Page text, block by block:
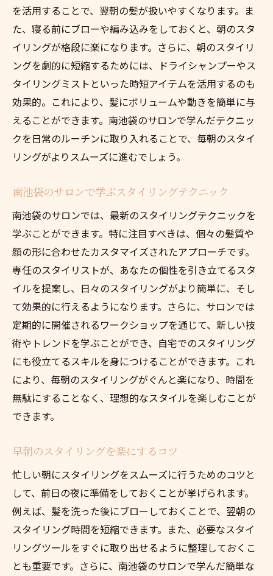
を活用することで、翌朝の髪が扱いやすくなります。ま
た、寝る前にブローや編み込みをしておくと、朝のスタ
イリングが格段に楽になります。さらに、朝のスタイリ
ングを劇的に短縮するためには、ドライシャンプーやス
タイリングミストといった時短アイテムを活用するのも
効果的。これにより、髪にボリュームや動きを簡単に与
えることができます。南池袋のサロンで学んだテクニッ
クを日常のルーチンに取り入れることで、毎朝のスタイ
リングがよりスムーズに進むでしょう。
南池袋のサロンで学ぶスタイリングテクニック
南池袋のサロンでは、最新のスタイリングテクニックを
学ぶことができます。特に注目すべきは、個々の髪質や
顔の形に合わせたカスタマイズされたアプローチです。
専任のスタイリストが、あなたの個性を引き立てるスタ
イルを提案し、日々のスタイリングがより簡単に、そし
て効果的に行えるようになります。さらに、サロンでは
定期的に開催されるワークショップを通じて、新しい技
術やトレンドを学ぶことができ、自宅でのスタイリング
にも役立てるスキルを身につけることができます。これ
により、毎朝のスタイリングがぐんと楽になり、時間を
無駄にすることなく、理想的なスタイルを楽しむことが
できます。
早朝のスタイリングを楽にするコツ
忙しい朝にスタイリングをスムーズに行うためのコツと
して、前日の夜に準備をしておくことが挙げられます。
例えば、髪を洗った後にブローしておくことで、翌朝の
スタイリング時間を短縮できます。また、必要なスタイ
リングツールをすぐに取り出せるように整理しておくこ
とも重要です。さらに、南池袋のサロンで学んだ簡単な